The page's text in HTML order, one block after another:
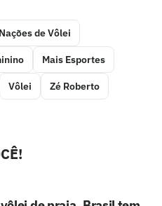
de Vôlei
Mais Esportes
Vôlei Zé Roberto